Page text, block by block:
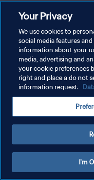
Your Privacy
We use cookies to
social media features
information about your
media, advertising and
your cookie preferences
right and place a do not
information request.
I'm